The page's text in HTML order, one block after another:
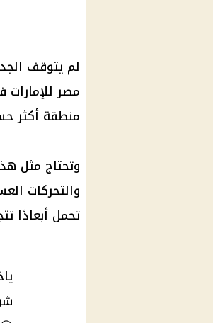
لم يتوقف
مصر
منطقة أكثر
وتحتاج مثل
والتحركات
تحمل أبعادًا